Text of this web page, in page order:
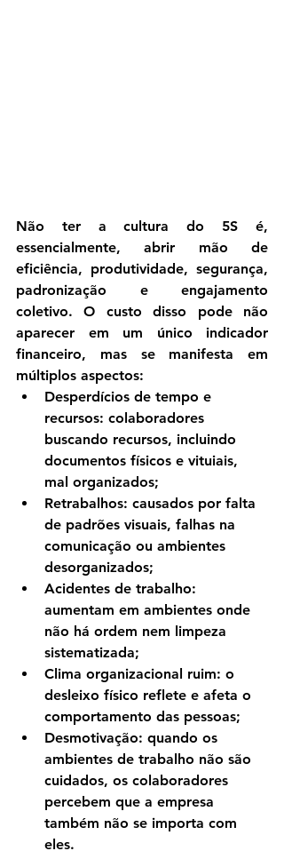
Não ter a cultura do 5S é,
eficiência, produtividade, segurança,
padronização e engajamento
coletivo. O custo disso pode não
aparecer em um único indicador
financeiro, mas se manifesta em
múltiplos aspectos:
Desperdícios de tempo e
recursos: colaboradores
buscando recursos, incluindo
documentos físicos e vituiais,
mal organizados;
Retrabalhos: causados por falta
de padrões visuais, falhas na
comunicação ou ambientes
desorganizados;
Acidentes de trabalho:
aumentam em ambientes onde
não há ordem nem limpeza
sistematizada;
Clima organizacional ruim: o
desleixo físico reflete e afeta o
comportamento das pessoas;
Desmotivação: quando os
ambientes de trabalho não são
cuidados, os colaboradores
percebem que a empresa
também não se importa com
eles.